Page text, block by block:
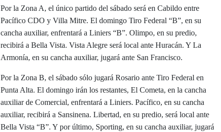
Por la Zona A, el único partido del sábado será en Cabildo entre
Pacífico CDO y Villa Mitre. El domingo Tiro Federal “B”, en su
cancha auxiliar, enfrentará a Liniers “B”. Olimpo, en su predio,
recibirá a Bella Vista. Vista Alegre será local ante Huracán. Y La
Armonía, en su cancha auxiliar, jugará ante San Francisco.
Por la Zona B, el sábado sólo jugará Rosario ante Tiro Federal en
Punta Alta. El domingo irán los restantes, El Cometa, en la cancha
auxiliar de Comercial, enfrentará a Liniers. Pacífico, en su cancha
auxiliar, recibirá a Sansinena. Libertad, en su predio, será local ante
Bella Vista “B”. Y por último, Sporting, en su cancha auxiliar, jugará